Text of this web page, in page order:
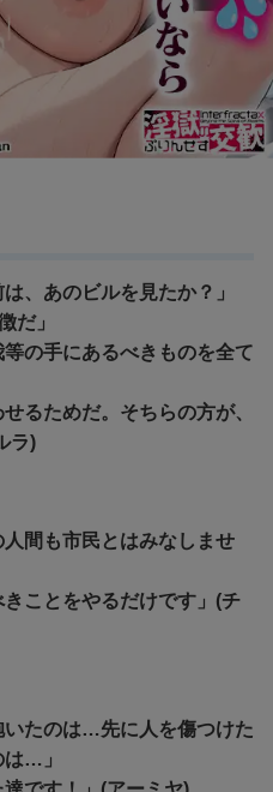
、あのビルを見たか？」
だ」
等の手にあるべきものを全て
るためだ。そちらの方が、
ラ)
人間も市民とはみなしませ
ことをやるだけです」(チ
いたのは…先に人を傷つけた
…」